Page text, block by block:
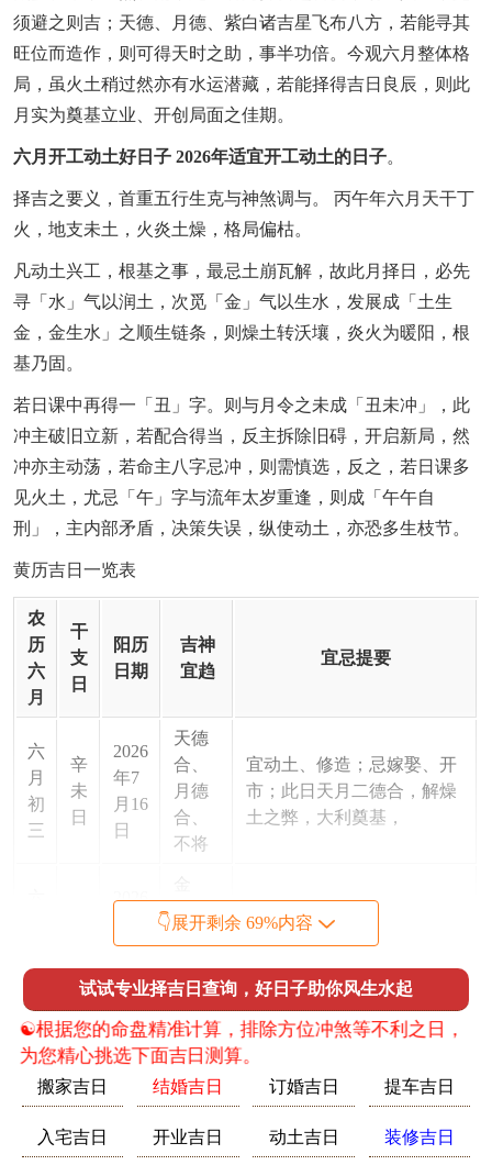
须避之则吉；天德、月德、紫白诸吉星飞布八方，若能寻其
旺位而造作，则可得天时之助，事半功倍。今观六月整体格
局，虽火土稍过然亦有水运潜藏，若能择得吉日良辰，则此
月实为奠基立业、开创局面之佳期。
六月开工动土好日子 2026年适宜开工动土的日子。
择吉之要义，首重五行生克与神煞调与。 丙午年六月天干丁
火，地支未土，火炎土燥，格局偏枯。
凡动土兴工，根基之事，最忌土崩瓦解，故此月择日，必先
寻「水」气以润土，次觅「金」气以生水，发展成「土生
金，金生水」之顺生链条，则燥土转沃壤，炎火为暖阳，根
基乃固。
若日课中再得一「丑」字。则与月令之未成「丑未冲」，此
冲主破旧立新，若配合得当，反主拆除旧碍，开启新局，然
冲亦主动荡，若命主八字忌冲，则需慎选，反之，若日课多
见火土，尤忌「午」字与流年太岁重逢，则成「午午自
刑」，主内部矛盾，决策失误，纵使动土，亦恐多生枝节。
黄历吉日一览表
农
历
六
月
干
支
日
阳历
日期
吉神
宜趋
宜忌提要
六
月
初
三
辛
未
日
2026
年7
月16
日
天德
合、
月德
合、
不将
宜动土、修造；忌嫁娶、开
市；此日天月二德合，解燥
土之弊，大利奠基，
六
2026
月19
日
匮、
宝
天贵
宜动土、安葬；忌祈福、求
嗣，甲木透出，克未土，主
六
月
初
丙
子
日
2026
年7
青
龙、
天
恩、
三合
宜动土、上梁；忌祭祀、开
光。子水润局，水火既济，
动土最吉，财源可期。
👇展开剩余 69%内容
试试专业择吉日查询，好日子助你风生水起
☯️根据您的命盘精准计算，排除方位冲煞等不利之日，
为您精心挑选下面吉日测算。
搬家吉日 结婚吉日 订婚吉日 提车吉日
入宅吉日 开业吉日 动土吉日 装修吉日